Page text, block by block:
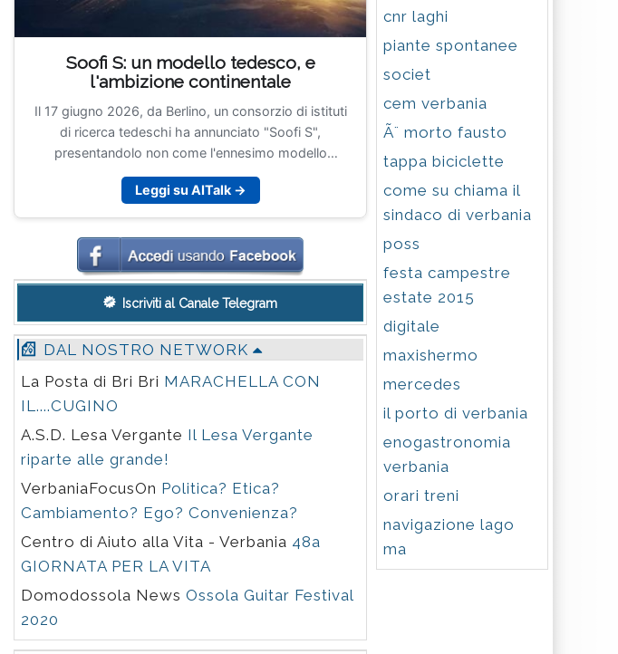
Soofi S: un modello tedesco, e
l'ambizione continentale
Il 17 giugno 2026, da Berlino, un consorzio di istituti
di ricerca tedeschi ha annunciato "Soofi S",
presentandolo non come l'ennesimo modello
linguistico in cerca di attenzione, ma come il primo
tassello di una famiglia di modelli AI europei. Dietro
l'acronimo, Sovereign Open Source Foundation
Models, c'è un progetto finanziato dal Ministero
federale tedesco per gli Affari Economici e l'Energia
nell'ambito dell'iniziativa IPCEI-CIS, pensato per
offrire a imprese, pubblica amministrazione, centri di
ricerca e startup un'alternativa trasparente ai modelli
non europei. È una frase che, letta con gli occhiali
giusti (quelli di Rowdy Piper in Essi Vivono, per
capirci, quelli che rivelano cosa si nasconde dietro
l'insegna pubblicitaria), non parla di benchmark. Parla
Leggi su AITalk →
Iscriviti al Canale Telegram
DAL NOSTRO NETWORK
La Posta di Bri Bri MARACHELLA CON
IL....CUGINO
A.S.D. Lesa Vergante Il Lesa Vergante
riparte alle grande!
VerbaniaFocusOn Politica? Etica?
Cambiamento? Ego? Convenienza?
Centro di Aiuto alla Vita - Verbania 48a
GIORNATA PER LA VITA
Domodossola News Ossola Guitar Festival
2020
cnr laghi
piante spontanee
societ
cem verbania
Ã¨ morto fausto
tappa biciclette
come su chiama il
sindaco di verbania
poss
festa campestre
estate 2015
digitale
maxishermo
mercedes
il porto di verbania
enogastronomia
verbania
orari treni
navigazione lago
ma